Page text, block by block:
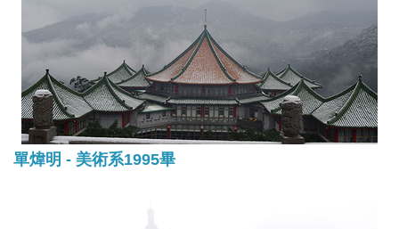
單煒明 - 美術系1995畢